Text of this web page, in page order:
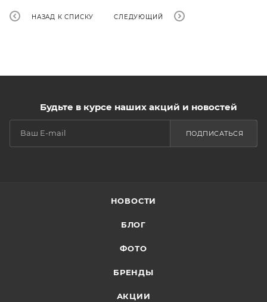
НАЗАД К СПИСКУ СЛЕДУЮЩИЙ
Будьте в курсе наших акций и новостей
ПОДПИСАТЬСЯ
НОВОСТИ
БЛОГ
ФОТО
БРЕНДЫ
АКЦИИ